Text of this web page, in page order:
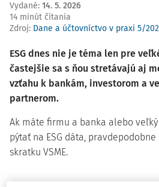
Vydané: 14. 5. 2026
14 minút čítania
Zdroj: Dane a účtovníctvo v praxi 5/
ESG dnes nie je téma len pre
častejšie sa s ňou stretávajú aj
vzťahu k bankám, investorom a
partnerom.
Ak máte firmu a banka alebo
pýtať na ESG dáta,
skratku VSME.